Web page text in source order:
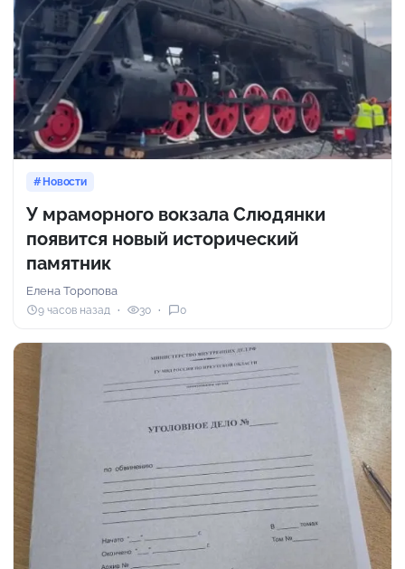
Новости
У мраморного вокзала Слюдянки
появится новый исторический
памятник
Елена Торопова
9 часов назад 30 0